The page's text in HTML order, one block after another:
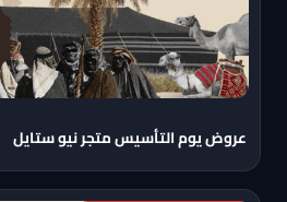
عروض يوم التأسيس متجر نيو ستايل